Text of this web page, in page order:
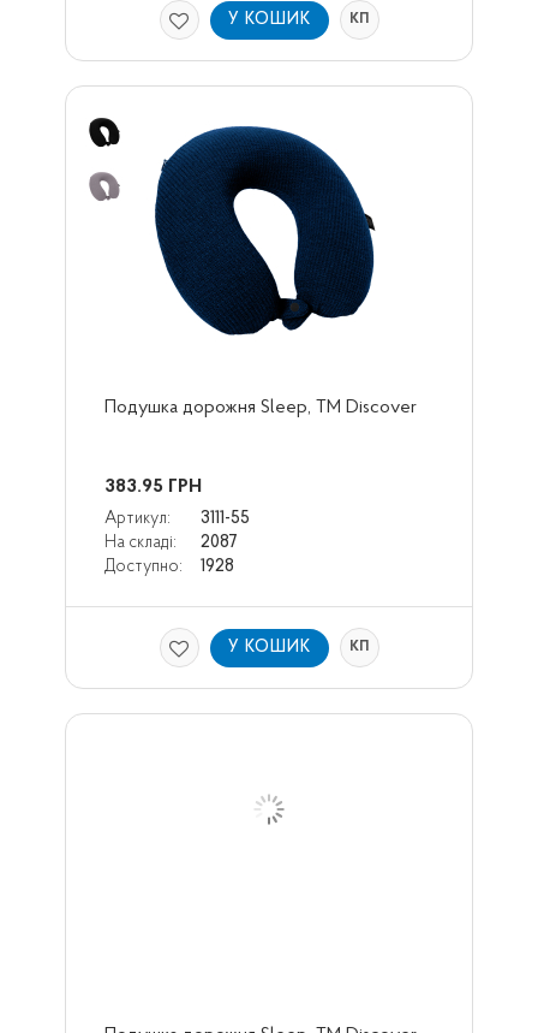
У КОШИК КП
Подушка дорожня Sleep, TM Dіscover
383.95 ГРН
Артикул:
3111-55
На складі:
2087
Доступно:
1928
У КОШИК КП